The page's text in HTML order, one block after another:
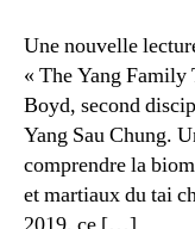
Une nouvelle
« The Yang
Boyd, second
Yang Sau Chung.
comprendre la
et martiaux du tai